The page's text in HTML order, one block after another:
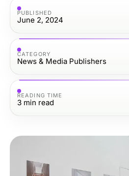
PUBLISHED
June 2, 2024
CATEGORY
News & Media Publishers
READING TIME
3 min read